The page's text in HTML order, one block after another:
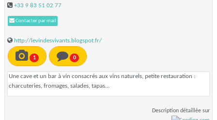
+33 9 83 51 02 77
Contacter par mail
http://levindesvivants.blogspot.fr/
1 0
Une cave et un bar à vin consacrés aux vins naturels, petite restauration :
charcuteries, fromages, salades, tapas...
Description détaillée sur